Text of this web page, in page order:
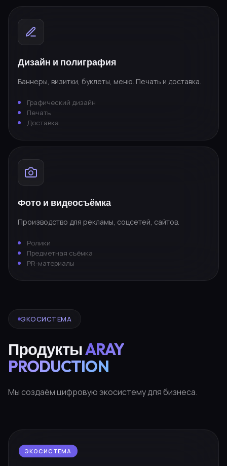
Дизайн и полиграфия
Баннеры, визитки, буклеты, меню. Печать и доставка.
Графический дизайн
Печать
Доставка
Фото и видеосъёмка
Производство для рекламы, соцсетей, сайтов.
Ролики
Предметная съёмка
PR-материалы
ЭКОСИСТЕМА
ПродуктыARAY
PRODUCTION
Мы создаём цифровую экосистему для бизнеса.
ЭКОСИСТЕМА